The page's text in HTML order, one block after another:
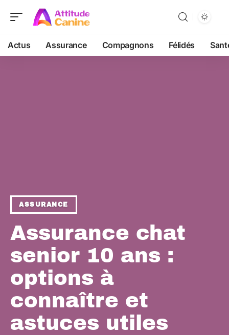
Actus Assurance Compagnons Félidés
ASSURANCE
Assurance chat
senior 10 ans :
options à
connaître et
astuces utiles